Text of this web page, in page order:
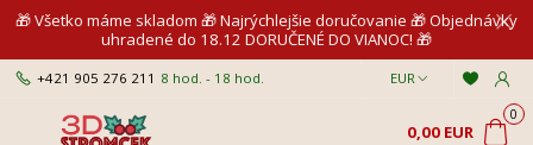
🎁 Všetko máme skladom 🎁 Najrýchlejšie doručovanie 🎁 Objednávky
uhradené do 18.12 DORUČENÉ DO VIANOC! 🎁
EUR
+421 905 276 211 8 hod. - 18 hod.
0
0,00 EUR